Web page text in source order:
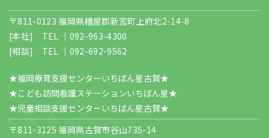
〒811-0123 福岡県糟屋郡新宮町上府北2-14-8
[本社] TEL ｜ 092-963-4300
[相談] TEL ｜ 092-692-9562
★福岡療育支援センターいちばん星古賀★
★こども訪問看護ステーションいちばん星★
★児童相談支援センターいちばん星古賀★
〒811-3125 福岡県古賀市谷山735-14